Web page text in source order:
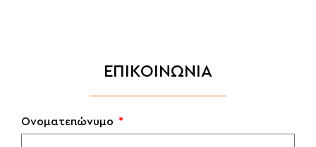
ΕΠΙΚΟΙΝΩΝΙΑ
Ονοματεπώνυμο